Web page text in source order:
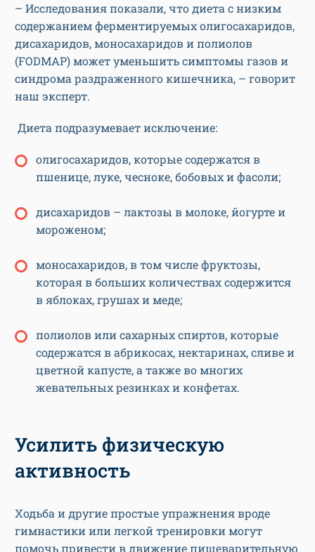
– Исследования показали, что диета с низким
содержанием ферментируемых олигосахаридов,
дисахаридов, моносахаридов и полиолов
(FODMAP) может уменьшить симптомы газов и
синдрома раздраженного кишечника, – говорит
наш эксперт.
Диета подразумевает исключение:
олигосахаридов, которые содержатся в
пшенице, луке, чесноке, бобовых и фасоли;
дисахаридов – лактозы в молоке, йогурте и
мороженом;
моносахаридов, в том числе фруктозы,
которая в больших количествах содержится
в яблоках, грушах и меде;
полиолов или сахарных спиртов, которые
содержатся в абрикосах, нектаринах, сливе и
цветной капусте, а также во многих
жевательных резинках и конфетах.
Усилить физическую
активность
Ходьба и другие простые упражнения вроде
гимнастики или легкой тренировки могут
помочь привести в движение пищеварительную